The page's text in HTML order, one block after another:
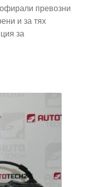
превозни
и за тях
за